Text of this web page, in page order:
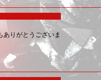
りがとうございま